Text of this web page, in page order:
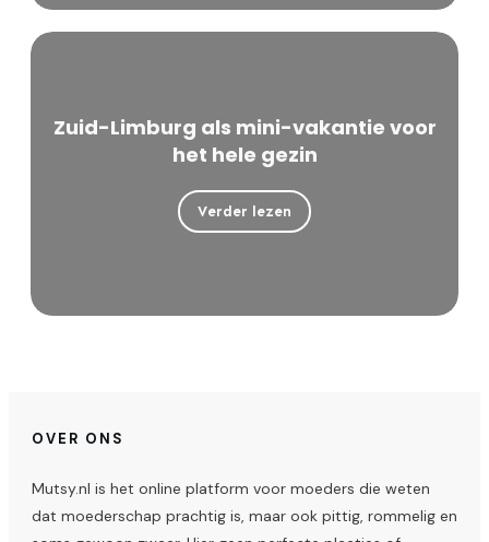
Zuid-Limburg als mini-vakantie voor
het hele gezin
Verder lezen
OVER ONS
Mutsy.nl is het online platform voor moeders die weten
dat moederschap prachtig is, maar ook pittig, rommelig en